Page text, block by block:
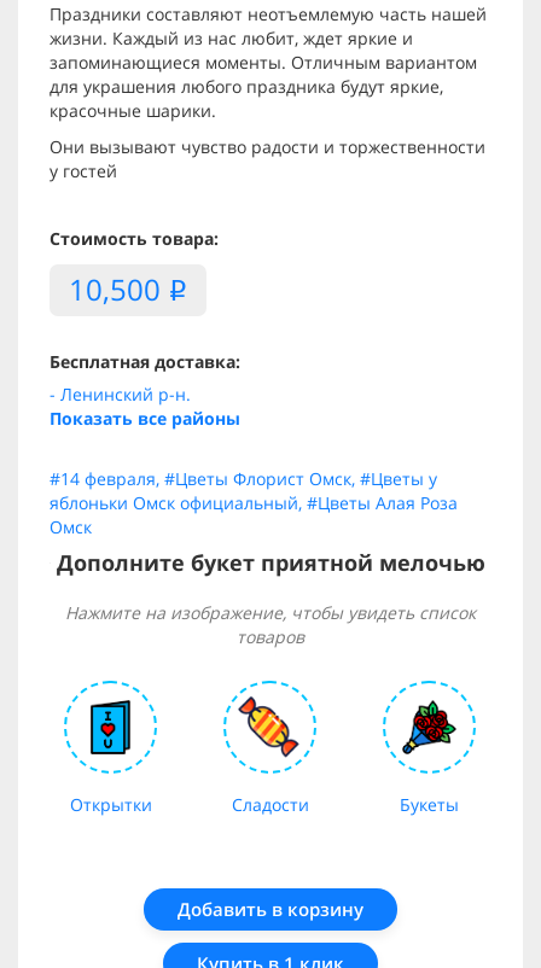
Праздники составляют неотъемлемую часть нашей
жизни. Каждый из нас любит, ждет яркие и
запоминающиеся моменты. Отличным вариантом
для украшения любого праздника будут яркие,
красочные шарики.
Они вызывают чувство радости и торжественности
у гостей
Стоимость товара:
10,500 i
Бесплатная доставка:
- Ленинский р-н.
Показать все районы
#14 февраля, #Цветы Флорист Омск, #Цветы у
яблоньки Омск официальный, #Цветы Алая Роза
Омск
Дополните букет приятной мелочью
Нажмите на изображение, чтобы увидеть список
товаров
Открытки Сладости Букеты
Добавить в корзину
Купить в 1 клик